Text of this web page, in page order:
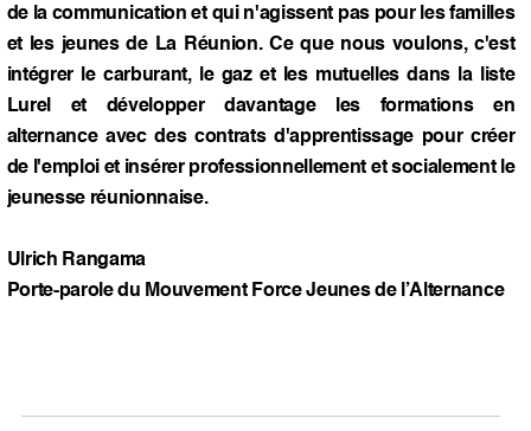
de la communication et qui n'agissent pas pour les familles
et les jeunes de La Réunion. Ce que nous voulons, c'est
intégrer le carburant, le gaz et les mutuelles dans la liste
Lurel et développer davantage les formations en
alternance avec des contrats d'apprentissage pour créer
de l'emploi et insérer professionnellement et socialement le
jeunesse réunionnaise.
Ulrich Rangama
Porte-parole du Mouvement Force Jeunes de l’Alternance